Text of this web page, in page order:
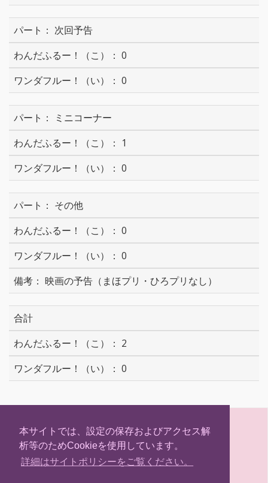
本サイトでは、設定の保存およびアクセス解
析等のためCookieを使用しています。
詳細はサイトポリシーをご覧ください。
次回予告
0
0
ミニコーナー
1
0
その他
0
0
映画の予告（まほプリ・ひろプリなし）
合計
2
0
h
a
r
e
w
i
t
t
e
a
c
e
b
o
a
t
e
n
a
(C) Hokkaidosm